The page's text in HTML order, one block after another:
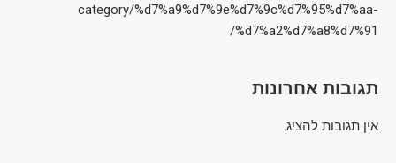
category/%d7%a9%d7%9e%d7%9c%d7%95%d7%aa-
%d7%a2%d7%a8%d7%91/
תגובות אחרונות
אין תגובות להציג.